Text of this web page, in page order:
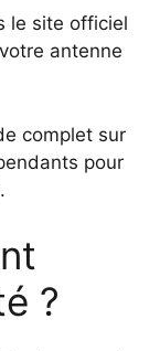
le site officiel
antenne
complet sur
pour
?